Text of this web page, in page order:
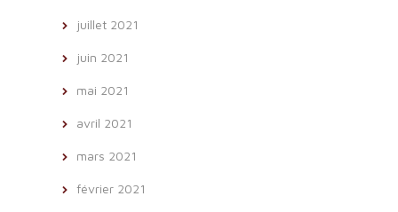
juillet 2021
juin 2021
mai 2021
avril 2021
mars 2021
février 2021